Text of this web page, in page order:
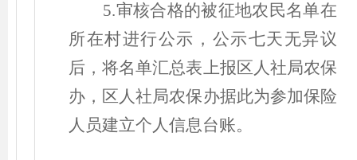
5.审核合格的被征地农民名单在
所在村进行公示，公示七天无异议
后，将名单汇总表上报区人社局农保
办，区人社局农保办据此为参加保险
人员建立个人信息台账。